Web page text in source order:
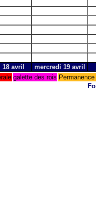
avril
mercredi 19 avril
galette des rois